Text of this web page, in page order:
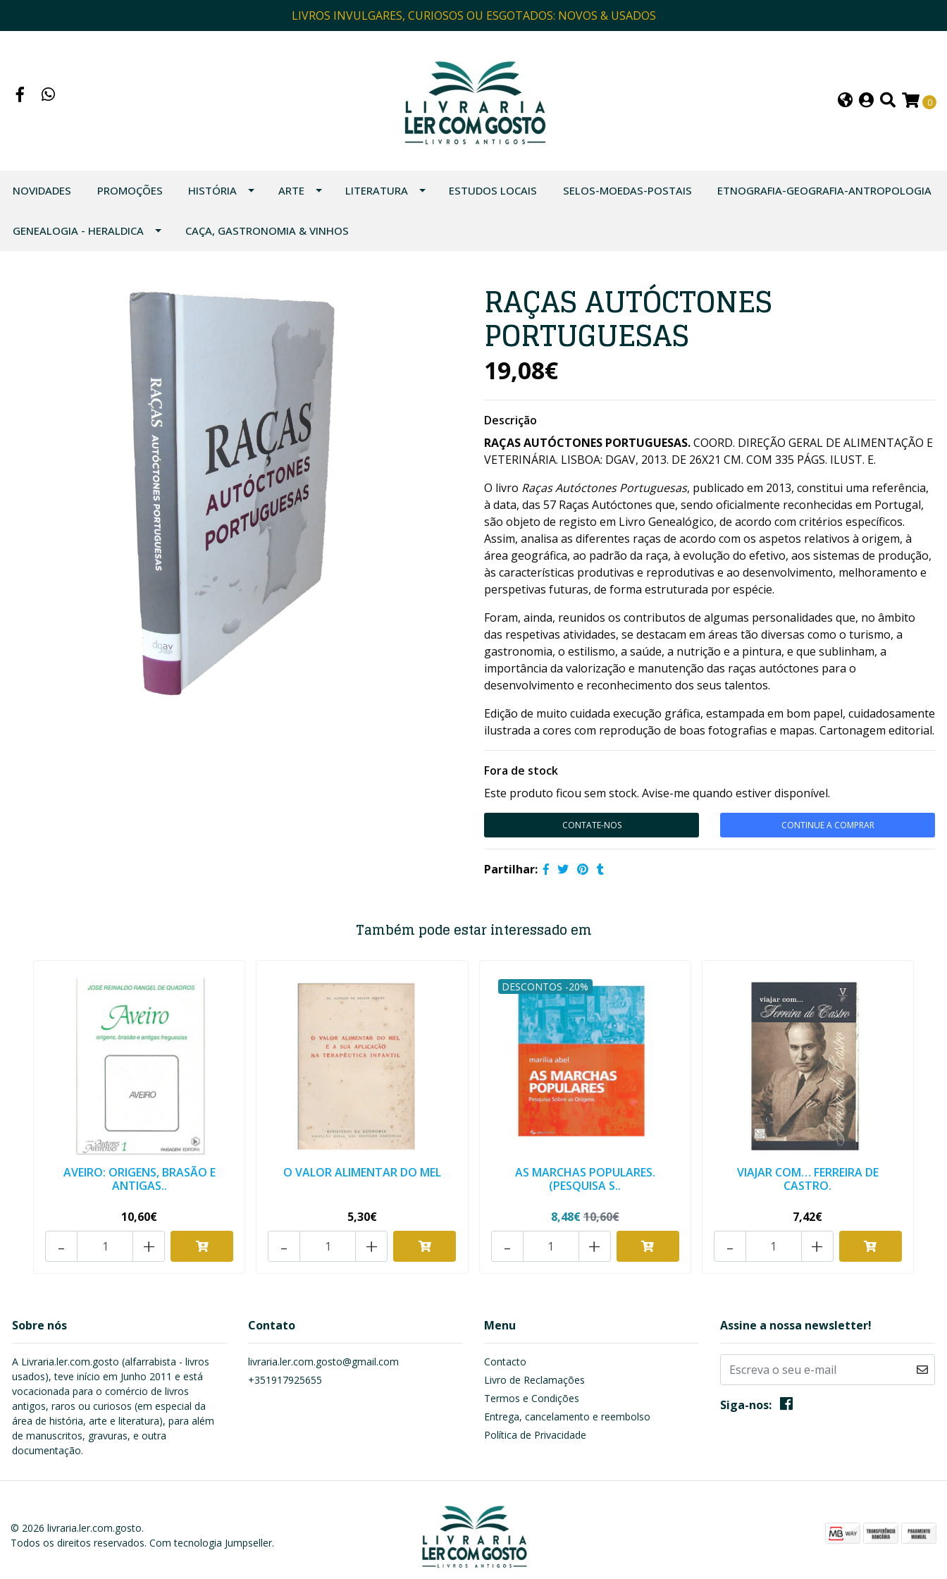
LIVROS INVULGARES, CURIOSOS OU ESGOTADOS: NOVOS & USADOS
0
NOVIDADES PROMOÇÕES HISTÓRIA ARTE LITERATURA ESTUDOS LOCAIS SELOS-MOEDAS-POSTAIS ETNOGRAFIA-GEOGRAFIA-ANTROPOLOGIA
GENEALOGIA - HERALDICA CAÇA, GASTRONOMIA & VINHOS
RAÇAS AUTÓCTONES
PORTUGUESAS
19,08€
Descrição
RAÇAS AUTÓCTONES PORTUGUESAS.COORD. DIREÇÃO GERAL DE ALIMENTAÇÃO E
VETERINÁRIA. LISBOA: DGAV, 2013. DE 26X21 CM. COM 335 PÁGS. ILUST. E.
O livro Raças Autóctones Portuguesas, publicado em 2013, constitui uma referência,
à data, das 57 Raças Autóctones que, sendo oficialmente reconhecidas em Portugal,
são objeto de registo em Livro Genealógico, de acordo com critérios específicos.
Assim, analisa as diferentes raças de acordo com os aspetos relativos à origem, à
área geográfica, ao padrão da raça, à evolução do efetivo, aos sistemas de produção,
às características produtivas e reprodutivas e ao desenvolvimento, melhoramento e
perspetivas futuras, de forma estruturada por espécie.
Foram, ainda, reunidos os contributos de algumas personalidades que, no âmbito
das respetivas atividades, se destacam em áreas tão diversas como o turismo, a
gastronomia, o estilismo, a saúde, a nutrição e a pintura, e que sublinham, a
importância da valorização e manutenção das raças autóctones para o
desenvolvimento e reconhecimento dos seus talentos.
Edição de muito cuidada execução gráfica, estampada em bom papel, cuidadosamente
ilustrada a cores com reprodução de boas fotografias e mapas. Cartonagem editorial.
Fora de stock
Este produto ficou sem stock. Avise-me quando estiver disponível.
CONTATE-NOS CONTINUE A COMPRAR
Partilhar:
Também pode estar interessado em
AVEIRO: ORIGENS, BRASÃO E
ANTIGAS..
10,60€
+
-
O VALOR ALIMENTAR DO MEL
5,30€
+
-
DESCONTOS -20%
AS MARCHAS POPULARES.
(PESQUISA S..
8,48€10,60€
+
-
VIAJAR COM… FERREIRA DE
CASTRO.
7,42€
+
-
Sobre nós
A Livraria.ler.com.gosto (alfarrabista - livros
usados), teve início em Junho 2011 e está
vocacionada para o comércio de livros
antigos, raros ou curiosos (em especial da
área de história, arte e literatura), para além
de manuscritos, gravuras, e outra
documentação.
Contato
livraria.ler.com.gosto@gmail.com
+351917925655
Menu
Contacto
Livro de Reclamações
Termos e Condições
Entrega, cancelamento e reembolso
Política de Privacidade
Assine a nossa newsletter!
Siga-nos:
© 2026 livraria.ler.com.gosto.
Todos os direitos reservados. Com tecnologia Jumpseller.